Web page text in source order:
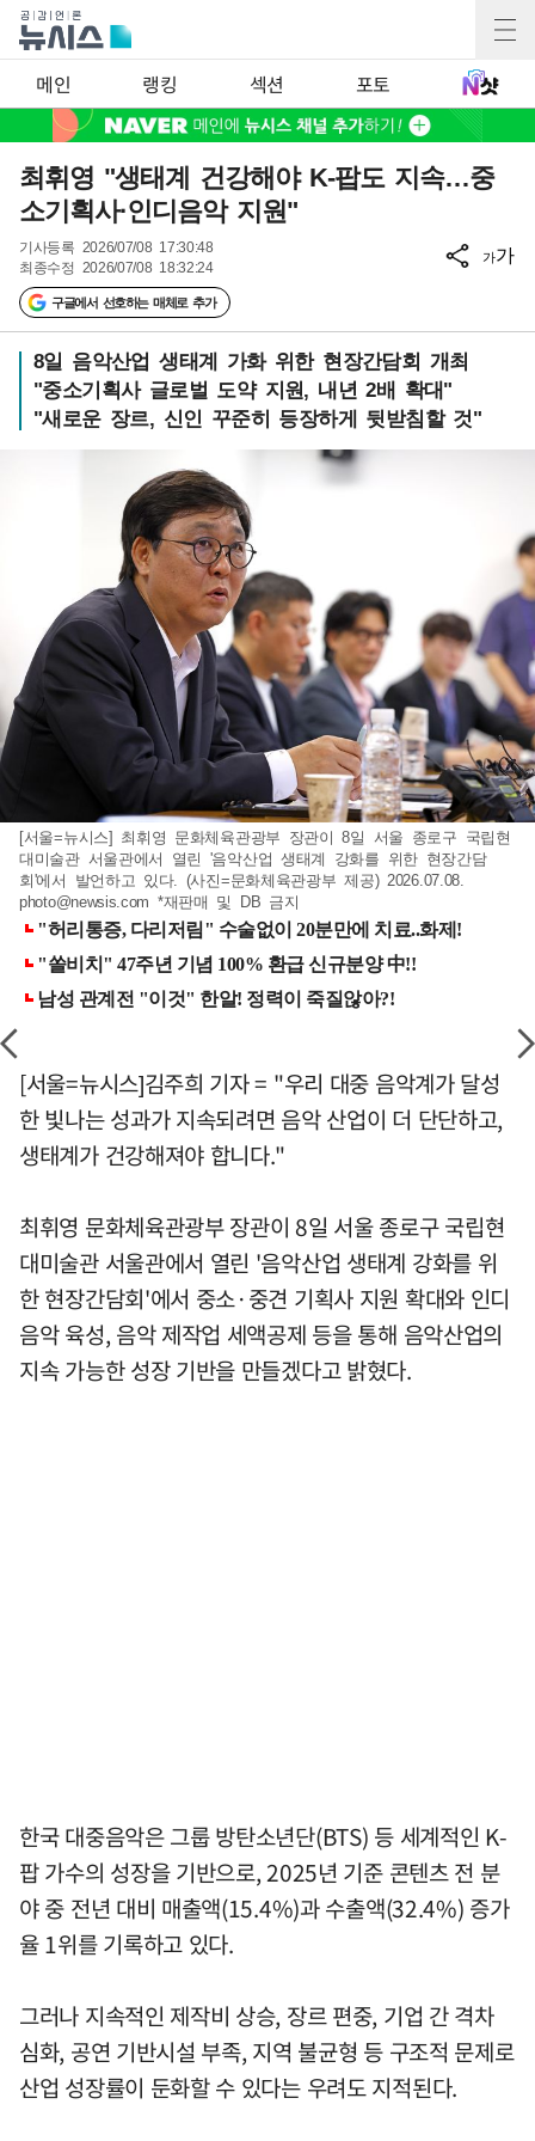
메인 랭킹 섹션 포토
최휘영 "생태계 건강해야 K-팝도 지속…중
소기획사·인디음악 지원"
기사등록 2026/07/08 17:30:48
최종수정 2026/07/08 18:32:24
구글에서 선호하는 매체로 추가
가가
8일 음악산업 생태계 가화 위한 현장간담회 개최
"중소기획사 글로벌 도약 지원, 내년 2배 확대"
"새로운 장르, 신인 꾸준히 등장하게 뒷받침할 것"
[서울=뉴시스] 최휘영 문화체육관광부 장관이 8일 서울 종로구 국립현
대미술관 서울관에서 열린 '음악산업 생태계 강화를 위한 현장간담
회'에서 발언하고 있다. (사진=문화체육관광부 제공) 2026.07.08.
photo@newsis.com *재판매 및 DB 금지
[서울=뉴시스]김주희 기자 = "우리 대중 음악계가 달성
한 빛나는 성과가 지속되려면 음악 산업이 더 단단하고,
생태계가 건강해져야 합니다."
최휘영 문화체육관광부 장관이 8일 서울 종로구 국립현
대미술관 서울관에서 열린 '음악산업 생태계 강화를 위
한 현장간담회'에서 중소·중견 기획사 지원 확대와 인디
음악 육성, 음악 제작업 세액공제 등을 통해 음악산업의
지속 가능한 성장 기반을 만들겠다고 밝혔다.
한국 대중음악은 그룹 방탄소년단(BTS) 등 세계적인 K-
팝 가수의 성장을 기반으로, 2025년 기준 콘텐츠 전 분
야 중 전년 대비 매출액(15.4%)과 수출액(32.4%) 증가
율 1위를 기록하고 있다.
그러나 지속적인 제작비 상승, 장르 편중, 기업 간 격차
심화, 공연 기반시설 부족, 지역 불균형 등 구조적 문제로
산업 성장률이 둔화할 수 있다는 우려도 지적된다.